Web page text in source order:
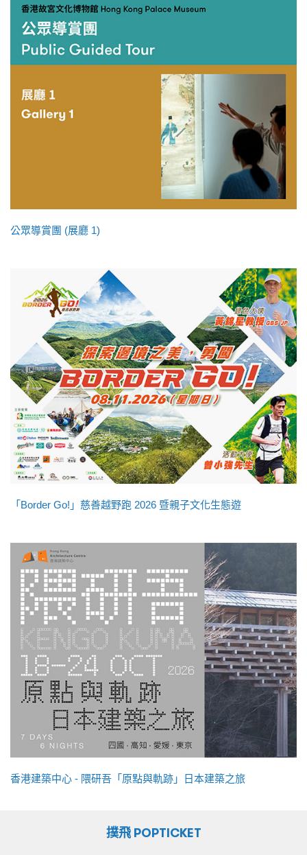
公眾導賞團 (展廳 1)
「Border Go!」慈善越野跑 2026 暨親子文化生態遊
香港建築中心 - 隈研吾「原點與軌跡」日本建築之旅
撲飛 POPTICKET